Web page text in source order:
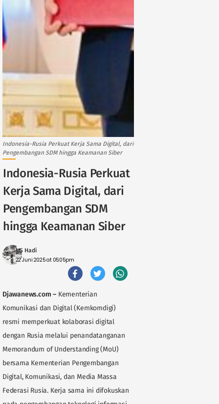
Indonesia-Rusia Perkuat Kerja Sama Digital, dari
Pengembangan SDM hingga Keamanan Siber
Indonesia-Rusia Perkuat
Kerja Sama Digital, dari
Pengembangan SDM
hingga Keamanan Siber
MS Hadi
22 Juni 2025 at 05:05pm
Djawanews.com – Kementerian
Komunikasi dan Digital (Kemkomdigi)
resmi memperkuat kolaborasi digital
dengan Rusia melalui penandatanganan
Memorandum of Understanding (MoU)
bersama Kementerian Pengembangan
Digital, Komunikasi, dan Media Massa
Federasi Rusia. Kerja sama ini difokuskan